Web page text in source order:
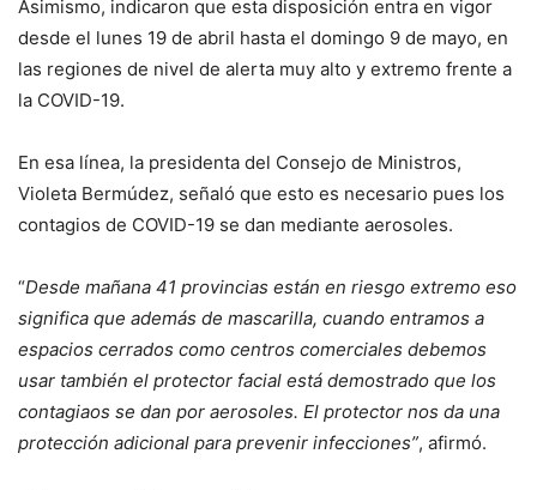
Asimismo, indicaron que esta disposición entra en vigor
desde el lunes 19 de abril hasta el domingo 9 de mayo, en
las regiones de nivel de alerta muy alto y extremo frente a
la COVID-19.
En esa línea, la presidenta del Consejo de Ministros,
Violeta Bermúdez, señaló que esto es necesario pues los
contagios de COVID-19 se dan mediante aerosoles.
“Desde mañana 41 provincias están en riesgo extremo eso
significa que además de mascarilla, cuando entramos a
espacios cerrados como centros comerciales debemos
usar también el protector facial está demostrado que los
contagiaos se dan por aerosoles. El protector nos da una
protección adicional para prevenir infecciones”, afirmó.